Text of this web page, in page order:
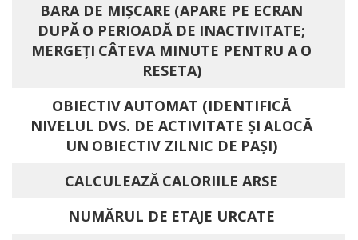
BARA DE MIŞCARE (APARE PE ECRAN
DUPĂ O PERIOADĂ DE INACTIVITATE;
MERGEŢI CÂTEVA MINUTE PENTRU A O
RESETA)
OBIECTIV AUTOMAT (IDENTIFICĂ
NIVELUL DVS. DE ACTIVITATE ŞI ALOCĂ
UN OBIECTIV ZILNIC DE PAŞI)
CALCULEAZĂ CALORIILE ARSE
NUMĂRUL DE ETAJE URCATE